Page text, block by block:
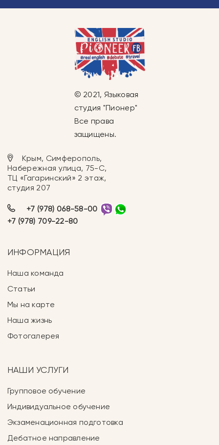
© 2021, Языковая
студия "Пионер"
Все права
защищены.
Крым, Симферополь,
Набережная улица, 75-С,
ТЦ «Гагаринский» 2 этаж,
студия 207
+7 (978) 068-58-00
+7 (978) 709-22-80
ИНФОРМАЦИЯ
Наша команда
Статьи
Мы на карте
Наша жизнь
Фотогалерея
НАШИ УСЛУГИ
Групповое обучение
Индивидуальное обучение
Экзаменационная подготовка
Дебатное направление